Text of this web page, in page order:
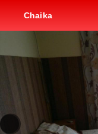
Chaika